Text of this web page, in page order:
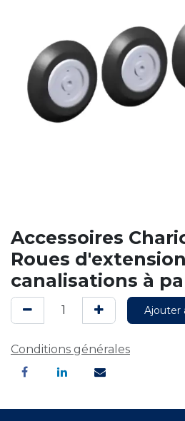
Accessoires
Roues
canalisations à
Ajouter
Conditions générales